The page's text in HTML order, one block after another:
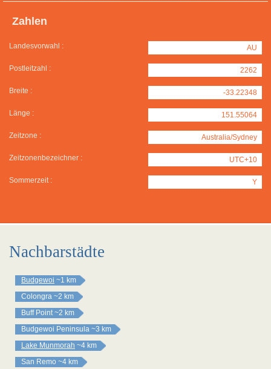
Zahlen
Landesvorwahl : AU
Postleitzahl : 2262
Breite : -33.22348
Länge : 151.55064
Zeitzone : Australia/Sydney
Zeitzonenbezeichner : UTC+10
Sommerzeit : Y
Nachbarstädte
Budgewoi ~1 km
Colongra ~2 km
Buff Point ~2 km
Budgewoi Peninsula ~3 km
Lake Munmorah ~4 km
San Remo ~4 km